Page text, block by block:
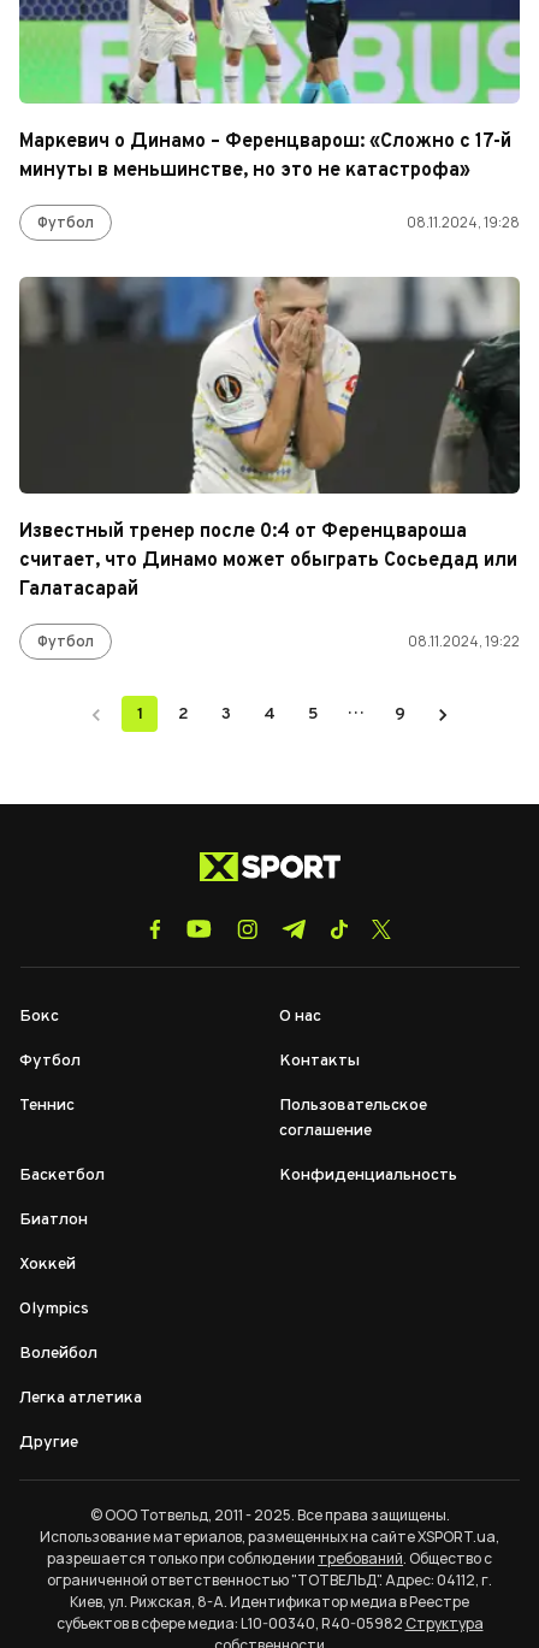
Маркевич о Динамо – Ференцварош: «Сложно с 17-й
минуты в меньшинстве, но это не катастрофа»
Футбол 08.11.2024, 19:28
Известный тренер после 0:4 от Ференцвароша
считает, что Динамо может обыграть Сосьедад или
Галатасарай
Футбол 08.11.2024, 19:22
1 2 3 4 5 … 9
Бокс
Футбол
Теннис
Баскетбол
Биатлон
Хоккей
Olympics
Волейбол
Легка атлетика
Другие
О нас
Контакты
Пользовательское
соглашение
Конфиденциальность
© ООО Тотвельд, 2011 - 2025. Все права защищены.
Использование материалов, размещенных на сайте XSPORT.ua,
разрешается только при соблюдении требований. Общество с
ограниченной ответственностью "ТОТВЕЛЬД". Адрес: 04112, г.
Киев, ул. Рижская, 8-А. Идентификатор медиа в Реестре
субъектов в сфере медиа: L10-00340, R40-05982Структура